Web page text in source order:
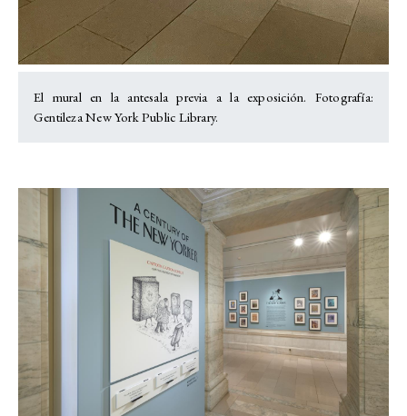
El mural en la antesala previa a la exposición. Fotografía:
Gentileza New York Public Library.